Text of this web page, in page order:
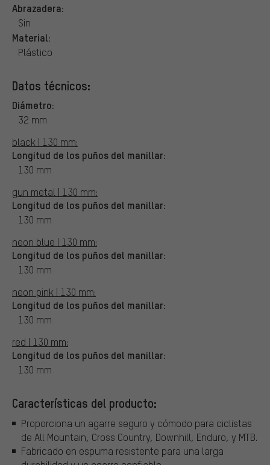
Abrazadera:
Sin
Material:
Plástico
Datos técnicos:
Diámetro:
32 mm
black | 130 mm:
Longitud de los puños del manillar:
130 mm
gun metal | 130 mm:
Longitud de los puños del manillar:
130 mm
neon blue | 130 mm:
Longitud de los puños del manillar:
130 mm
neon pink | 130 mm:
Longitud de los puños del manillar:
130 mm
red | 130 mm:
Longitud de los puños del manillar:
130 mm
Características del producto:
Proporciona un agarre seguro y cómodo para ciclistas
de All Mountain, Cross Country, Downhill, Enduro, y MTB.
Fabricado en espuma resistente para una larga